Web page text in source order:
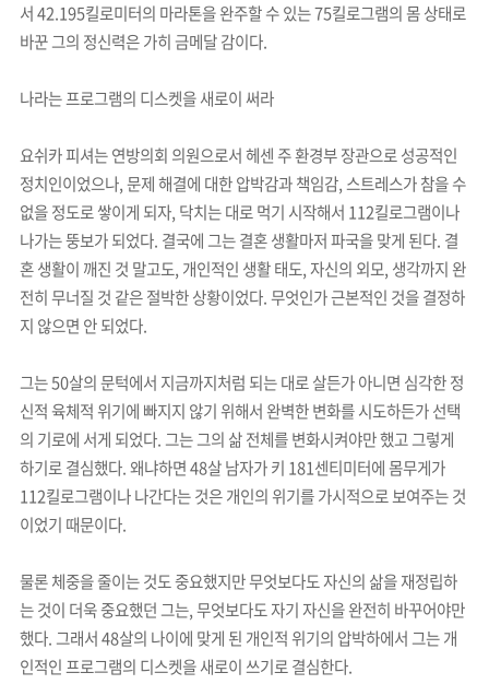
서 42.195킬로미터의 마라톤을 완주할 수 있는 75킬로그램의 몸 상태로
바꾼 그의 정신력은 가히 금메달 감이다.
나라는 프로그램의 디스켓을 새로이 써라
요쉬카 피셔는 연방의회 의원으로서 헤센 주 환경부 장관으로 성공적인
정치인이었으나, 문제 해결에 대한 압박감과 책임감, 스트레스가 참을 수
없을 정도로 쌓이게 되자, 닥치는 대로 먹기 시작해서 112킬로그램이나
나가는 뚱보가 되었다. 결국에 그는 결혼 생활마저 파국을 맞게 된다. 결
혼 생활이 깨진 것 말고도, 개인적인 생활 태도, 자신의 외모, 생각까지 완
전히 무너질 것 같은 절박한 상황이었다. 무엇인가 근본적인 것을 결정하
지 않으면 안 되었다.
그는 50살의 문턱에서 지금까지처럼 되는 대로 살든가 아니면 심각한 정
신적 육체적 위기에 빠지지 않기 위해서 완벽한 변화를 시도하든가 선택
의 기로에 서게 되었다. 그는 그의 삶 전체를 변화시켜야만 했고 그렇게
하기로 결심했다. 왜냐하면 48살 남자가 키 181센티미터에 몸무게가
112킬로그램이나 나간다는 것은 개인의 위기를 가시적으로 보여주는 것
이었기 때문이다.
물론 체중을 줄이는 것도 중요했지만 무엇보다도 자신의 삶을 재정립하
는 것이 더욱 중요했던 그는, 무엇보다도 자기 자신을 완전히 바꾸어야만
했다. 그래서 48살의 나이에 맞게 된 개인적 위기의 압박하에서 그는 개
인적인 프로그램의 디스켓을 새로이 쓰기로 결심한다.